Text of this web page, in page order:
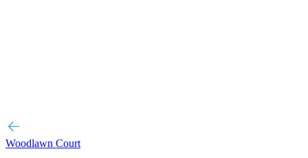
Woodlawn Court